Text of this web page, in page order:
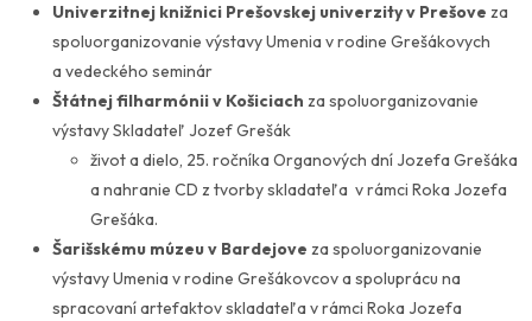
Univerzitnej knižnici Prešovskej univerzityv Prešove za
spoluorganizovanie výstavyUmenia v rodine Grešákovych
a vedeckého seminár
Štátnej filharmónii v Košiciach za spoluorganizovanie
výstavySkladateľ Jozef Grešák
život a dielo, 25. ročníka Organových dní Jozefa Grešáka
a nahranie CD z tvorby skladateľa v rámci Roka Jozefa
Grešáka.
Šarišskému múzeu v Bardejove za spoluorganizovanie
výstavyUmenia v rodine Grešákovcova spoluprácu na
spracovaní artefaktov skladateľa v rámci Roka Jozefa